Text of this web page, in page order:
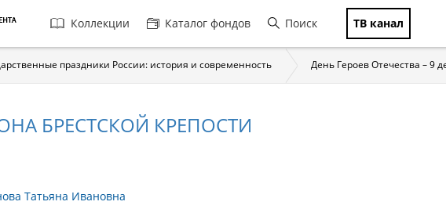
Главная
навигация
Коллекции Каталог фондов Поиск ТВ канал
праздники России: история и современность День Героев Отечества – 9
БРЕСТСКОЙ КРЕПОСТИ
Татьяна Ивановна